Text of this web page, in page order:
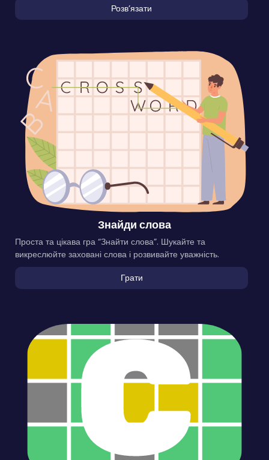
Розвʼязати
Знайди слова
Проста та цікава гра “Знайти слова”. Шукайте та
викреслюйте заховані слова і розвивайте уважність.
Грати